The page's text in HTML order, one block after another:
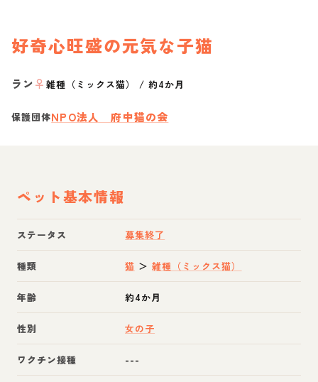
好奇心旺盛の元気な子猫
ラン♀ 雑種（ミックス猫） /約4か月
保護団体NPO法人 府中猫の会
ペット基本情報
ステータス 募集終了
種類 猫 ＞雑種（ミックス猫）
年齢 約4か月
性別 女の子
ワクチン接種 ---